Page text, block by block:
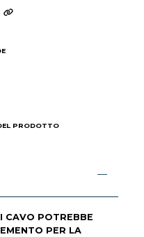
PRODOTTO
CAVO POTREBBE
PER LA